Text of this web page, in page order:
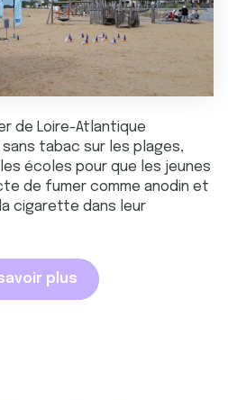
de Loire-Atlantique
tabac sur les plages,
écoles pour que les jeunes
de fumer comme anodin et
cigarette dans leur
plus